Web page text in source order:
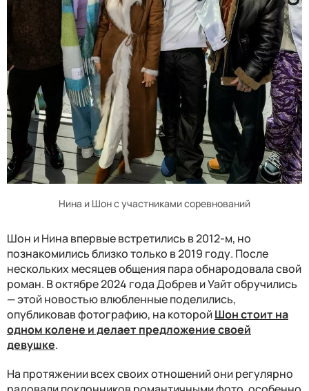
Нина и Шон с участниками соревнований
Шон и Нина впервые встретились в 2012-м, но
познакомились близко только в 2019 году. После
нескольких месяцев общения пара обнародовала свой
роман. В октябре 2024 года Добрев и Уайт обручились
— этой новостью влюбленные поделились,
опубликовав фотографию, на которойШон стоит на
одном колене и делает предложение своей
девушке.
На протяжении всех своих отношений они регулярно